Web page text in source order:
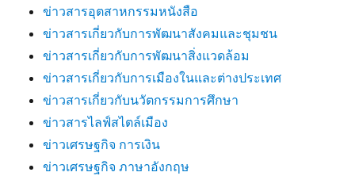
ข่าวสารอุตสาหกรรมหนังสือ
ข่าวสารเกี่ยวกับการพัฒนาสังคมและชุมชน
ข่าวสารเกี่ยวกับการพัฒนาสิ่งแวดล้อม
ข่าวสารเกี่ยวกับการเมืองในและต่างประเทศ
ข่าวสารเกี่ยวกับนวัตกรรมการศึกษา
ข่าวสารไลฟ์สไตล์เมือง
ข่าวเศรษฐกิจ การเงิน
ข่าวเศรษฐกิจ ภาษาอังกฤษ